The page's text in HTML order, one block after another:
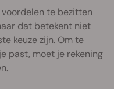
te bezitten
dat betekent niet
keuze zijn. Om te
past, moet je rekening